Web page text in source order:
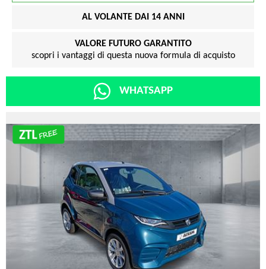
AL VOLANTE DAI 14 ANNI
VALORE FUTURO GARANTITO
scopri i vantaggi di questa nuova formula di acquisto
WHATSAPP